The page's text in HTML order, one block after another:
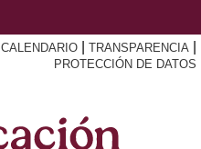
CALENDARIO TRANSPARENCIA
PROTECCIÓN DE DATOS